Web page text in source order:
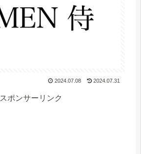
2024.07.08 2024.07.31
スポンサーリンク